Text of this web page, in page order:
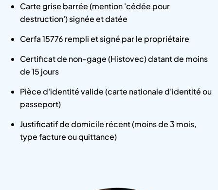
Carte grise barrée (mention 'cédée pour
destruction') signée et datée
Cerfa 15776 rempli et signé par le propriétaire
Certificat de non-gage (Histovec) datant de moins
de 15 jours
Pièce d'identité valide (carte nationale d'identité ou
passeport)
Justificatif de domicile récent (moins de 3 mois,
type facture ou quittance)